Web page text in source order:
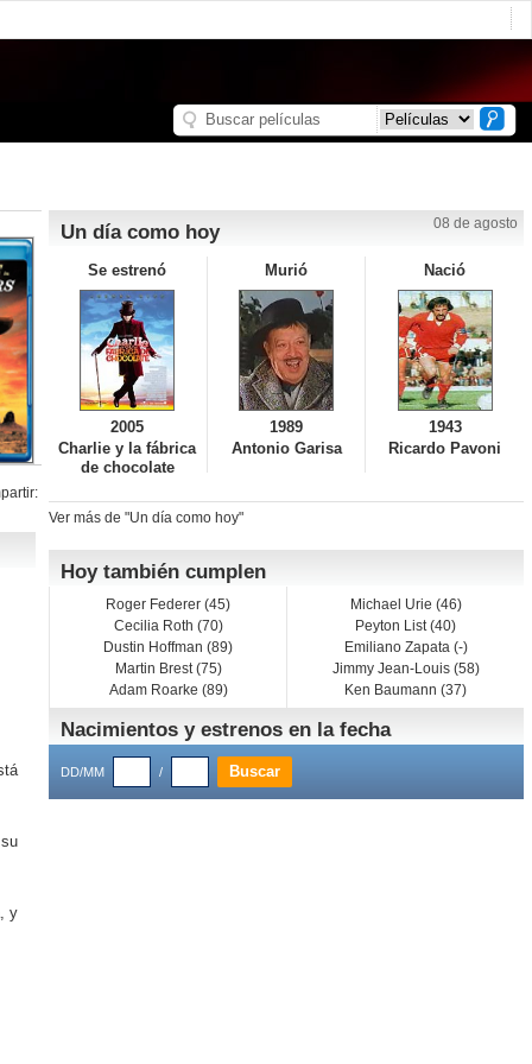
y
Un día como hoy 08 de agosto
Se estrenó
2005
Charlie y la fábrica
de chocolate
Murió
1989
Antonio Garisa
Nació
1943
Ricardo Pavoni
Ver más de "Un día como hoy"
Hoy también cumplen
Roger Federer (45)
Cecilia Roth (70)
Dustin Hoffman (89)
Martin Brest (75)
Adam Roarke (89)
Michael Urie (46)
Peyton List (40)
Emiliano Zapata (-)
Jimmy Jean-Louis (58)
Ken Baumann (37)
Nacimientos y estrenos en la fecha
DD/MM /